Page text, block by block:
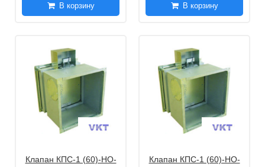
В корзину В корзину
Клапан КПС-1 (60)-НО-
Клапан КПС-1 (60)-НО-